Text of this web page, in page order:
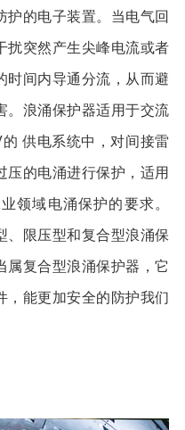
护的电子装置。当电气回
扰突然产生尖峰电流或者
时间内导通分流，从而避
。浪涌保护器适用于交流
供电系统中，对间接雷
压的电涌进行保护，适用
领域电涌保护的要求。
、限压型和复合型浪涌保
属复合型浪涌保护器，它
，能更加安全的防护我们